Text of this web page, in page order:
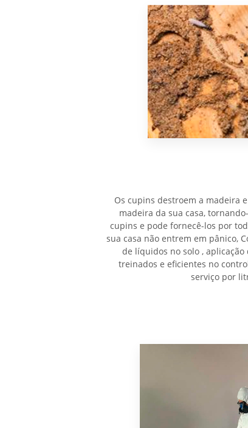
Os cupins destroem a madeira
madeira da sua casa,
cupins e pode fornecê-los por
sua casa não entrem em pânico,
de líquidos no solo ,
treinados e eficientes no
serviço por